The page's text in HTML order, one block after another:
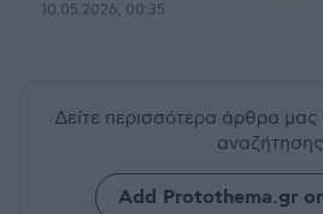
10.05.2026, 00:35
Δείτε περισσότερα άρθρα μας
αναζήτησης
Add Protothema.gr